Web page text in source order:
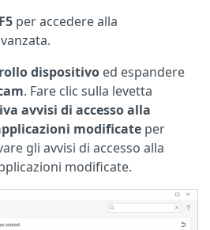
F5 per accedere alla
dispositivo ed espandere
. Fare clic sulla levetta
avvisi di accesso alla
modificate per
gli avvisi di accesso alla
modificate.